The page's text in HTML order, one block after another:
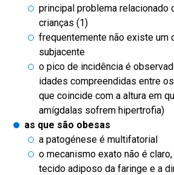
principal problema relacionado
crianças (1)
frequentemente não existe um
subjacente
o pico de incidência é
idades compreendidas entre
que coincide com a altura em
amígdalas sofrem hipertrofia)
as que são obesas
a patogénese é multifatorial
o mecanismo exato não é
tecido adiposo da faringe e a